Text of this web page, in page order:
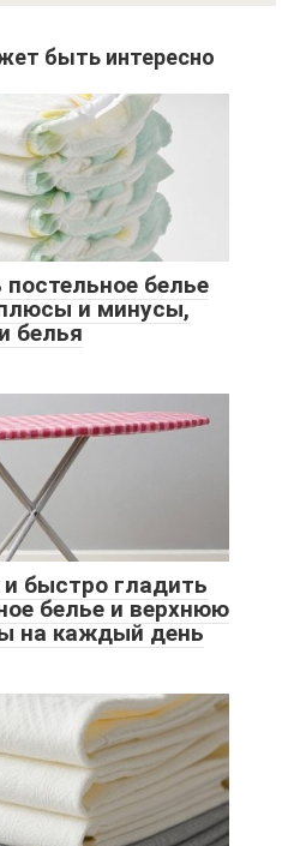
быть интересно
белье
и минусы,
белья
быстро гладить
белье и верхнюю
на каждый день